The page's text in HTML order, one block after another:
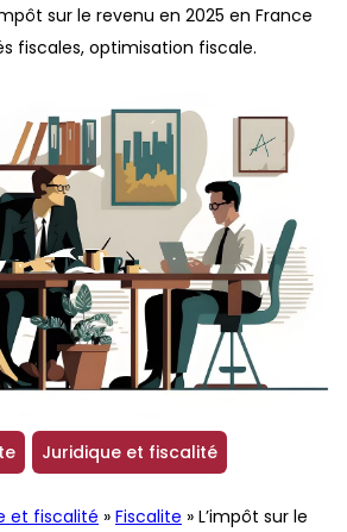
sur le revenu en 2025 en France
fiscales, optimisation fiscale.
Juridique et fiscalité
et fiscalité » Fiscalite » L’impôt sur le